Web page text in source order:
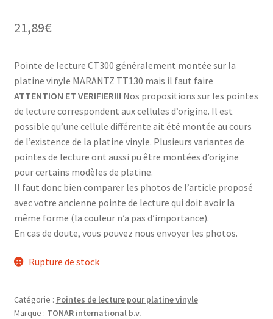
notations
21,89€
Pointe de lecture CT300 généralement montée sur la
platine vinyle MARANTZ TT130 mais il faut faire
ATTENTION ET VERIFIER!!! Nos propositions sur les pointes
de lecture correspondent aux cellules d’origine. Il est
possible qu’une cellule différente ait été montée au cours
de l’existence de la platine vinyle. Plusieurs variantes de
pointes de lecture ont aussi pu être montées d’origine
pour certains modèles de platine.
Il faut donc bien comparer les photos de l’article proposé
avec votre ancienne pointe de lecture qui doit avoir la
même forme (la couleur n’a pas d’importance).
En cas de doute, vous pouvez nous envoyer les photos.
Rupture de stock
Catégorie : Pointes de lecture pour platine vinyle
Marque : TONAR international b.v.